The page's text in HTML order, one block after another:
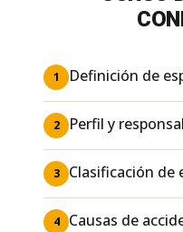
1 Definición de
2 Perfil y
3 Clasificación de
4 Causas de